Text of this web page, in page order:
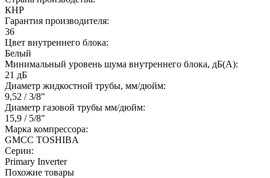
КНР
Гарантия производителя:
36
Цвет внутреннего блока:
Белый
Минимальный уровень шума внутреннего блока, дБ(А):
21 дБ
Диаметр жидкостной трубы, мм/дюйм:
9,52 / 3/8"
Диаметр газовой трубы мм/дюйм:
15,9 / 5/8"
Марка компрессора:
GMCC TOSHIBA
Серии:
Primary Inverter
Похожие товары